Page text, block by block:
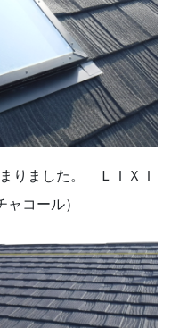
りました。 ＬＩＸＩ
コール）